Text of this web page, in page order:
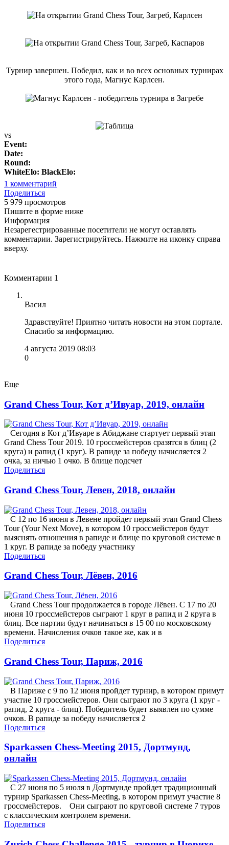
Турнир завершен. Победил, как и во всех основных турнирах
этого года, Магнус Карлсен.
vs
Event:
Date:
Round:
WhiteElo: BlackElo:
1 комментарий
Поделиться
5 979 просмотров
Пишите в форме ниже
Информация
Незарегестрированные посетители не могут оставлять
комментарии. Зарегистрируйтесь. Нажмите на иконку справа
вверху.
Комментарии 1
Васил
Здравствуйте! Приятно читать новости на этом портале.
Спасибо за информацию.
4 августа 2019 08:03
0
Еще
Grand Chess Tour, Кот д’Ивуар, 2019, онлайн
Сегодня в Кот д’Ивуаре в Абиджане стартует первый этап
Grand Chess Tour 2019. 10 гроссмейстеров сразятся в блиц (2
круга) и рапид (1 круг). В рапиде за победу начисляется 2
очка, за ничью 1 очко. В блице подсчет
Поделиться
Grand Chess Tour, Левен, 2018, онлайн
С 12 по 16 июня в Левене пройдет первый этап Grand Chess
Tour (Your Next Move), в котором 10 гроссмейстеров будут
выяснять отношения в рапиде и блице по круговой системе в
1 круг. В рапиде за победу участнику
Поделиться
Grand Chess Tour, Лёвен, 2016
Grand Chess Tour продолжается в городе Лёвен. С 17 по 20
июня 10 гроссмейстеров сыграют 1 круг в рапид и 2 круга в
блиц. Все партии будут начинаться в 15 00 по московскому
времени. Начисления очков такое же, как и в
Поделиться
Grand Chess Tour, Париж, 2016
В Париже с 9 по 12 июня пройдет турнир, в котором примут
участие 10 гроссмейстеров. Они сыграют по 3 круга (1 круг -
рапид, 2 круга - блиц). Победитель будет выявлен по сумме
очков. В рапиде за победу начисляется 2
Поделиться
Sparkassen Chess-Meeting 2015, Дортмунд,
онлайн
С 27 июня по 5 июля в Дортмунде пройдет традиционный
турнир Sparkassen Chess-Meeting, в котором примут участие 8
гроссмейстеров. Они сыграют по круговой системе 7 туров
с классическим контролем времени.
Поделиться